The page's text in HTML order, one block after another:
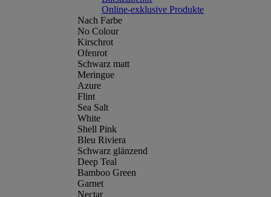
Online-exklusive Produkte
Nach Farbe
No Colour
Kirschrot
Ofenrot
Schwarz matt
Meringue
Azure
Flint
Sea Salt
White
Shell Pink
Bleu Riviera
Schwarz glänzend
Deep Teal
Bamboo Green
Garnet
Nectar